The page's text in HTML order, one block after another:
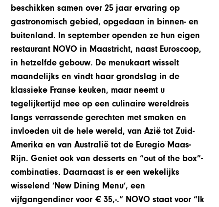
beschikken samen over 25 jaar ervaring op
gastronomisch gebied, opgedaan in binnen‑ en
buitenland. In september openden ze hun eigen
restaurant NOVO in Maastricht, naast Euroscoop,
in hetzelfde gebouw. De menukaart wisselt
maandelijks en vindt haar grondslag in de
klassieke Franse keuken, maar neemt u
tegelijkertijd mee op een culinaire wereldreis
langs verrassende gerechten met smaken en
invloeden uit de hele wereld, van Azië tot Zuid-
Amerika en van Australië tot de Euregio Maas-
Rijn. Geniet ook van desserts en “out of the box”-
combinaties. Daarnaast is er een wekelijks
wisselend ‘New Dining Menu’, een
vijfgangendiner voor € 35,‑.” NOVO staat voor “Ik